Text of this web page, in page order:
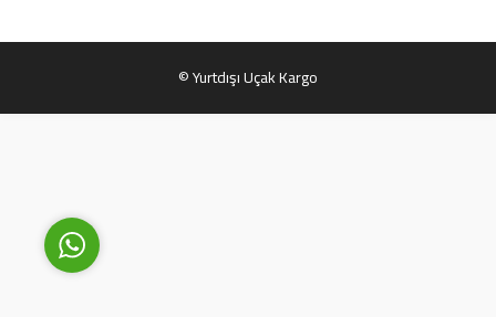
© Yurtdışı Uçak Kargo